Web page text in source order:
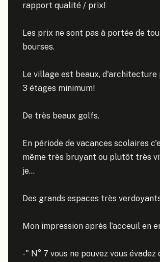
rapport qualité / prix!
Les prix ne sont pas à portée de
bourses.
Le village est beaux, d'architecture
3 étages minimum!
De très beaux golfs.
En période de vacances scolaires
même très bruyant ou plutôt très
je...
Des grands espaces très
Mon impression après l'acceuil en
-" N° 7 vous ne pouvez vous évadez